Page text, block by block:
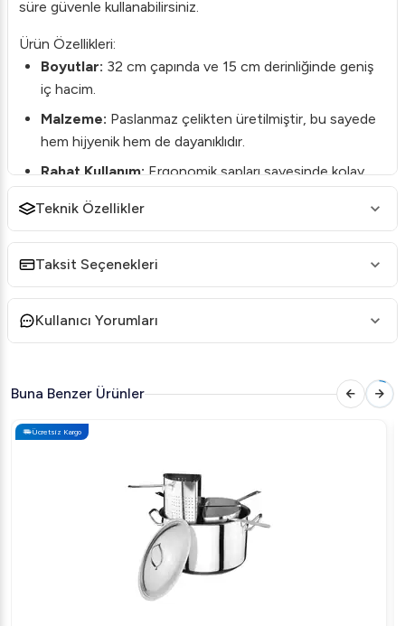
süre güvenle kullanabilirsiniz.
Ürün Özellikleri:
Boyutlar: 32 cm çapında ve 15 cm derinliğinde geniş
iç hacim.
Malzeme: Paslanmaz çelikten üretilmiştir, bu sayede
hem hijyenik hem de dayanıklıdır.
Rahat Kullanım:Ergonomik sapları sayesinde kolay
gibi çeşitli yemekler için de idealdir.
Kolay Temizlik:
kolaylıkla çıkabilir.
Şimdi satın alın ve mutfak deneyiminizi bir üst seviyeye
taşıyın!
Teknik Özellikler
Taksit Seçenekleri
Kullanıcı Yorumları
Buna Benzer Ürünler
Ücretsiz Kargo